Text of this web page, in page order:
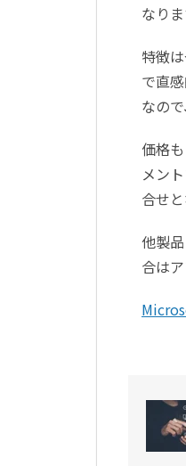
なりま
特徴
で直
なの
価格
メン
合せと
他製
合は